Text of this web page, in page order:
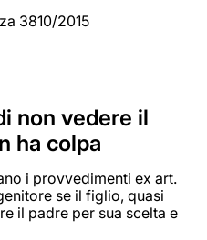
3810/2015
non vedere il
ha colpa
i provvedimenti ex art.
se il figlio, quasi
il padre per sua scelta e